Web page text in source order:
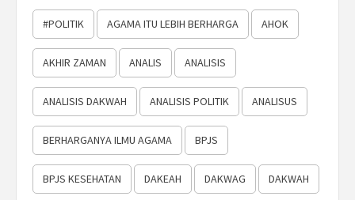
#POLITIK AGAMA ITU LEBIH BERHARGA AHOK
AKHIR ZAMAN ANALIS ANALISIS
ANALISIS DAKWAH ANALISIS POLITIK ANALISUS
BERHARGANYA ILMU AGAMA BPJS
BPJS KESEHATAN DAKEAH DAKWAG DAKWAH